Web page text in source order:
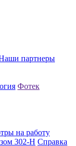
партнеры
Фотек
на работу
302-Н Справка